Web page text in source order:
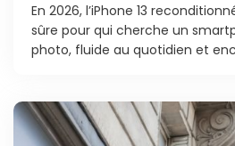
En 2026, l’iPhone 13
sûre pour qui cherche un
photo, fluide au quotidien et